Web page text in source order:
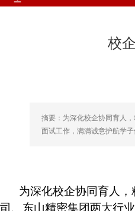
校
摘要：为深化校企协同育人
面试工作，满满诚意护航学
为深化校企协同育人
司、东山精密集团两大行